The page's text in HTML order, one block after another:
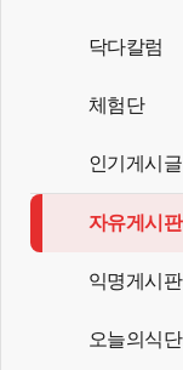
닥다칼럼
체험단
인기게시글
자유게시판
익명게시판
오늘의식단